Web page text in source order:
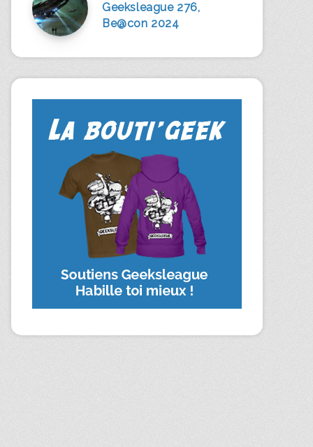
Geeksleague 276,
Be@con 2024